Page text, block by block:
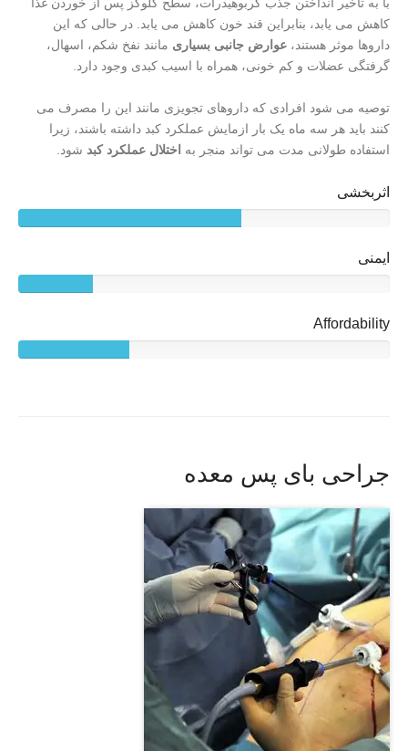
با به تاخیر انداختن جذب کربوهیدرات، سطح گلوکز پس از خوردن غذا
کاهش می یابد، بنابراین قند خون کاهش می یابد. در حالی که این
داروها موثر هستند، عوارض جانبی بسیاری مانند نفخ شکم، اسهال،
گرفتگی عضلات و کم خونی، همراه با اسیب کبدی وجود دارد.
توصیه می شود افرادی که داروهای تجویزی مانند این را مصرف می
کنند باید هر سه ماه یک بار ازمایش عملکرد کبد داشته باشند، زیرا
استفاده طولانی مدت می تواند منجر به
اختلال عملکرد کبد شود.
اثربخشی
ایمنی
Affordability
جراحی بای پس معده